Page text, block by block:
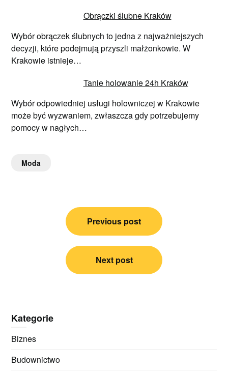
Obrączki ślubne Kraków
Wybór obrączek ślubnych to jedna z najważniejszych
decyzji, które podejmują przyszli małżonkowie. W
Krakowie istnieje…
Tanie holowanie 24h Kraków
Wybór odpowiedniej usługi holowniczej w Krakowie
może być wyzwaniem, zwłaszcza gdy potrzebujemy
pomocy w nagłych…
Moda
Nawigacja
Previous post
Next post
Kategorie
Biznes
Budownictwo